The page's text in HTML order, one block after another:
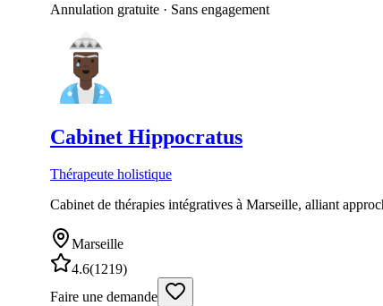
Annulation gratuite · Sans engagement
Cabinet Hippocratus
Thérapeute holistique
Cabinet de thérapies intégratives à Marseille, alliant
Marseille
4.6(1219)
Faire une demande